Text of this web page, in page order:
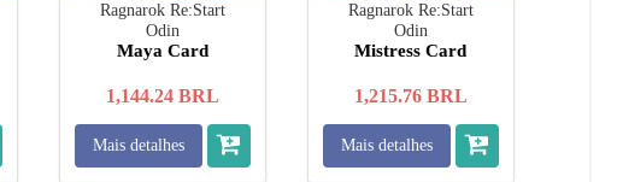
Ragnarok Re:Start
Odin
Maya Card
1,144.24 BRL
Mais detalhes
Ragnarok Re:Start
Odin
Mistress Card
1,215.76 BRL
Mais detalhes